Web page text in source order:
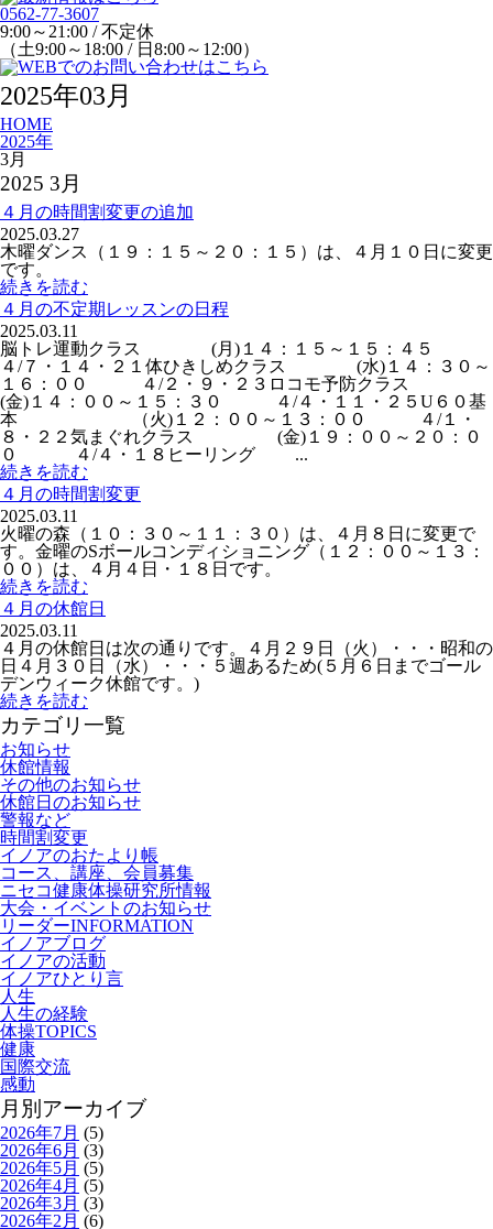
0562-77-3607
9:00～21:00 / 不定休
（土9:00～18:00 / 日8:00～12:00）
2025年03月
HOME
2025年
3月
2025 3月
４月の時間割変更の追加
2025.03.27
木曜ダンス（１９：１５～２０：１５）は、４月１０日に変更
です。
続きを読む
４月の不定期レッスンの日程
2025.03.11
脳トレ運動クラス (月)１４：１５～１５：４５
４/７・１４・２１体ひきしめクラス (水)１４：３０～
１６：００ ４/２・９・２３ロコモ予防クラス
(金)１４：００～１５：３０ ４/４・１１・２５U６０基
本 （火)１２：００～１３：００ ４/１・
８・２２気まぐれクラス (金)１９：００～２０：０
０ ４/４・１８ヒーリング ...
続きを読む
４月の時間割変更
2025.03.11
火曜の森（１０：３０～１１：３０）は、４月８日に変更で
す。金曜のSボールコンディショニング（１２：００～１３：
００）は、４月４日・１８日です。
続きを読む
４月の休館日
2025.03.11
４月の休館日は次の通りです。４月２９日（火）・・・昭和の
日４月３０日（水）・・・５週あるため(５月６日までゴール
デンウィーク休館です。)
続きを読む
カテゴリ一覧
お知らせ
休館情報
その他のお知らせ
休館日のお知らせ
警報など
時間割変更
イノアのおたより帳
コース、講座、会員募集
ニセコ健康体操研究所情報
大会・イベントのお知らせ
リーダーINFORMATION
イノアブログ
イノアの活動
イノアひとり言
人生
人生の経験
体操TOPICS
健康
国際交流
感動
月別アーカイブ
2026年7月 (5)
2026年6月 (3)
2026年5月 (5)
2026年4月 (5)
2026年3月 (3)
2026年2月 (6)